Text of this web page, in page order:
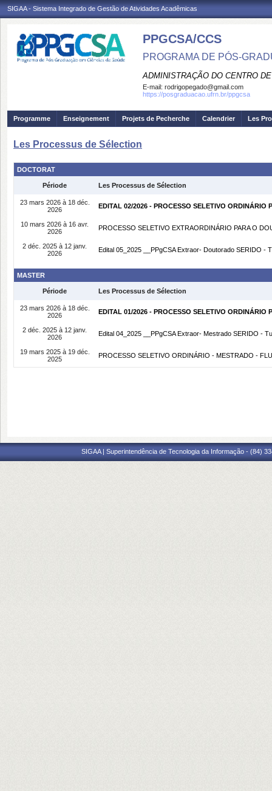
SIGAA - Sistema Integrado de Gestão de Atividades Acadêmicas
PPGCSA/CCS
PROGRAMA DE PÓS-
ADMINISTRAÇÃO DO CENTRO
E-mail: rodrigopegado@gmail.com
https://posgraduacao.ufrn.br/ppgcsa
Programme Enseignement Projets de Pecherche Calendrier Les
Les Processus de Sélection
DOCTORAT
Période Les Processus de Sélection
23 mars 2026 à 18 déc.
2026
EDITAL 02/2026 - PROCESSO SELETIVO ORDINÁRIO
10 mars 2026 à 16 avr.
2026
PROCESSO SELETIVO EXTRAORDINÁRIO PARA O
2 déc. 2025 à 12 janv.
2026
Edital 05_2025 __PPgCSA Extraor- Doutorado SERIDO -
MASTER
Période Les Processus de Sélection
23 mars 2026 à 18 déc.
2026
EDITAL 01/2026 - PROCESSO SELETIVO ORDINÁRIO
2 déc. 2025 à 12 janv.
2026
Edital 04_2025 __PPgCSA Extraor- Mestrado SERIDO -
19 mars 2025 à 19 déc.
2025
PROCESSO SELETIVO ORDINÁRIO - MESTRADO -
SIGAA | Superintendência de Tecnologia da Informação - (84)